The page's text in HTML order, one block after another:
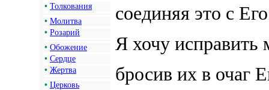
• Толкования
• Молитва
• Розарий
• Обожение
• Сердце
• Жертва
• Церковь
соединяя это с
Я хочу исправить
бросив их в очаг